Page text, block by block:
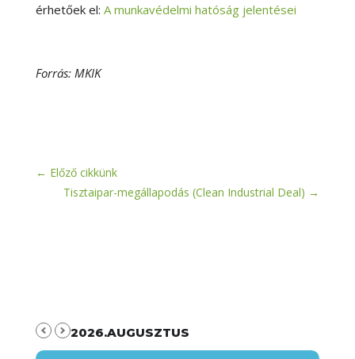
érhetőek el: A munkavédelmi hatóság jelentései
Forrás: MKIK
← Előző cikkünk
Tisztaipar-megállapodás (Clean Industrial Deal) →
2026.AUGUSZTUS